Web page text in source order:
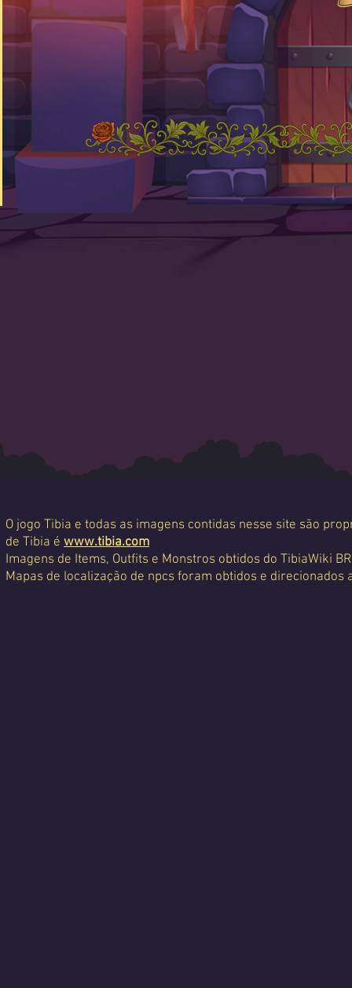
O jogo Tibia e todas as imagens contidas nesse site são
de Tibia é www.tibia.com
Imagens de Items, Outfits e Monstros obtidos do TibiaWiki
Mapas de localização de npcs foram obtidos e direcionados